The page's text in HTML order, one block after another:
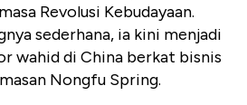
Revolusi Kebudayaan.
sederhana, ia kini menjadi
wahid di China berkat bisnis
Nongfu Spring.